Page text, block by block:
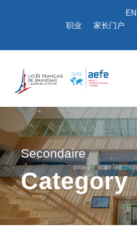
职业 家长门户
Secondaire
Category